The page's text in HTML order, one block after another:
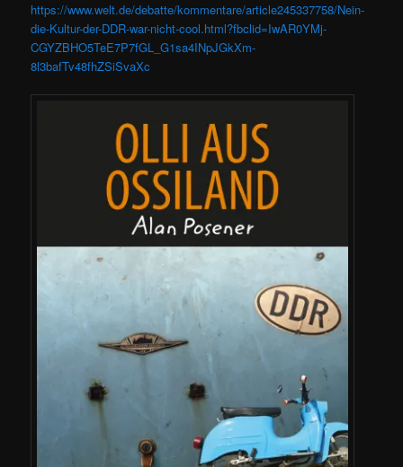
https://www.welt.de/debatte/kommentare/article245337758/Nein-
die-Kultur-der-DDR-war-nicht-cool.html?fbclid=IwAR0YMj-
CGYZBHO5TeE7P7fGL_G1sa4INpJGkXm-
8l3bafTv48fhZSiSvaXc